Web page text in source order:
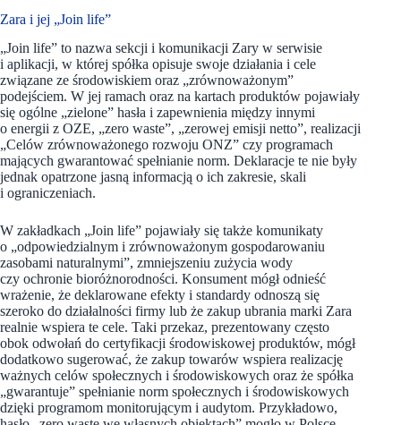
Zara i jej „Join life”
„Join life” to nazwa sekcji i komunikacji Zary w serwisie
i aplikacji, w której spółka opisuje swoje działania i cele
związane ze środowiskiem oraz „zrównoważonym”
podejściem. W jej ramach oraz na kartach produktów pojawiały
się ogólne „zielone” hasła i zapewnienia między innymi
o energii z OZE, „zero waste”, „zerowej emisji netto”, realizacji
„Celów zrównoważonego rozwoju ONZ” czy programach
mających gwarantować spełnianie norm. Deklaracje te nie były
jednak opatrzone jasną informacją o ich zakresie, skali
i ograniczeniach.
W zakładkach „Join life” pojawiały się także komunikaty
o „odpowiedzialnym i zrównoważonym gospodarowaniu
zasobami naturalnymi”, zmniejszeniu zużycia wody
czy ochronie bioróżnorodności. Konsument mógł odnieść
wrażenie, że deklarowane efekty i standardy odnoszą się
szeroko do działalności firmy lub że zakup ubrania marki Zara
realnie wspiera te cele. Taki przekaz, prezentowany często
obok odwołań do certyfikacji środowiskowej produktów, mógł
dodatkowo sugerować, że zakup towarów wspiera realizację
ważnych celów społecznych i środowiskowych oraz że spółka
„gwarantuje” spełnianie norm społecznych i środowiskowych
dzięki programom monitorującym i audytom. Przykładowo,